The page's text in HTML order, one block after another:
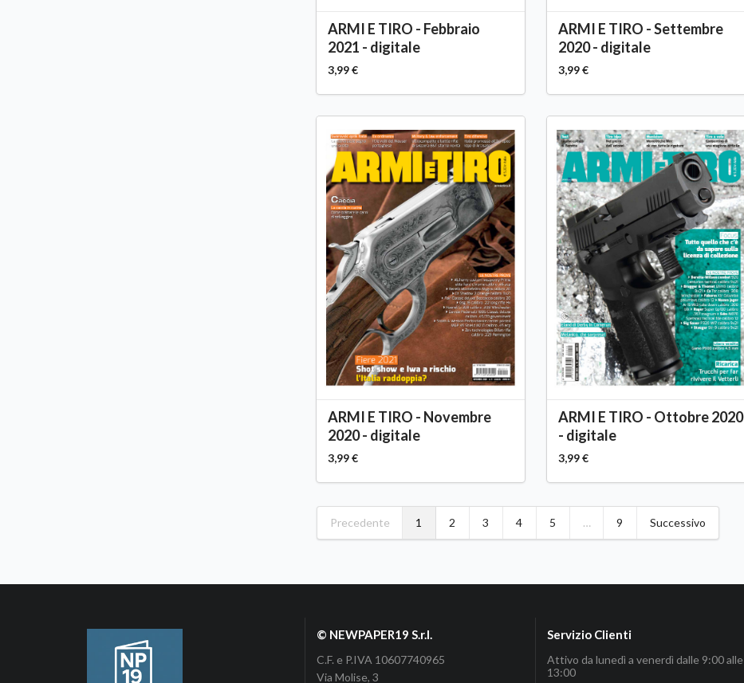
ARMI E TIRO - Febbraio
2021 - digitale
3,99 €
ARMI E TIRO - Settembre
2020 - digitale
3,99 €
ARMI E TIRO - Novembre
2020 - digitale
3,99 €
ARMI E TIRO - Ottobre 2020
- digitale
3,99 €
Precedente 1 2 3 4 5 … 9 Successivo
© NEWPAPER19 S.r.l.
C.F. e P.IVA 10607740965
Via Molise, 3
Servizio Clienti
Attivo da lunedì a venerdì dalle 9:00 alle
13:00